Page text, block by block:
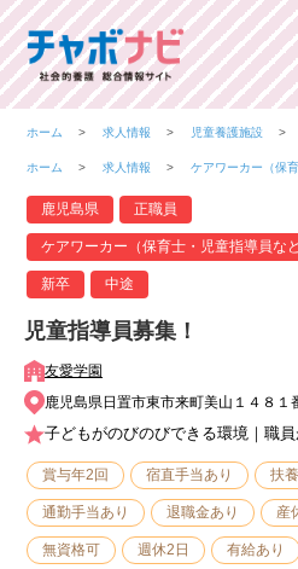
ホーム 求人情報 児童養護施設
ホーム 求人情報 ケアワーカー（保
鹿児島県 正職員
ケアワーカー（保育士・児童指導員など
新卒 中途
児童指導員募集！
友愛学園
鹿児島県日置市東市来町美山１４８１
子どもがのびのびできる環境｜職
賞与年2回 宿直手当あり 扶
通勤手当あり 退職金あり 産
無資格可 週休2日 有給あり